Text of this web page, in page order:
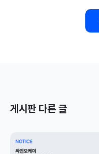
게시판 다른 글